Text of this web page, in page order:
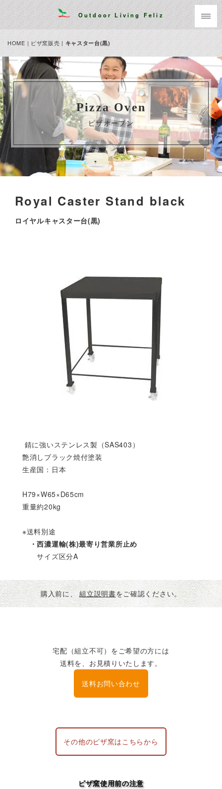
Outdoor Living Feliz
HOME| ピザ窯販売 |キャスター台(黒)
Pizza Oven
ピザオーブン
Royal Caster Stand black
ロイヤルキャスター台(黒)
錆に強いステンレス製（SAS403）
艶消しブラック焼付塗装
生産国：日本
H79×W65×D65cm
重量約20kg
※送料別途
・西濃運輸(株)最寄り営業所止め
サイズ区分A
購入前に、組立説明書をご確認ください。
宅配（組立不可）をご希望の方には
送料を、お見積りいたします。
送料お問い合わせ
その他のピザ窯はこちらから
ピザ窯使用前の注意